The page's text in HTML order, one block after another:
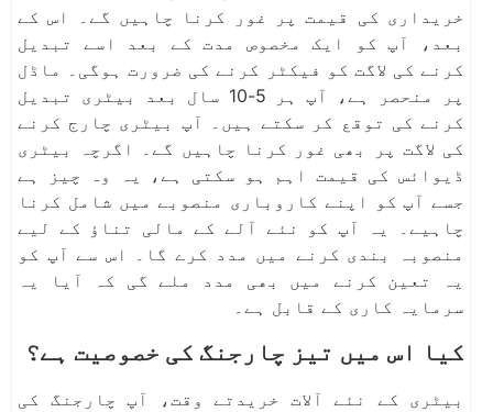
خریداری کی قیمت پر غور کرنا چاہیں گے۔ اس کے
بعد، آپ کو ایک مخصوص مدت کے بعد اسے تبدیل
کرنے کی لاگت کو فیکٹر کرنے کی ضرورت ہوگی۔ ماڈل
پر منحصر ہے، آپ ہر 5-10 سال بعد بیٹری تبدیل
کرنے کی توقع کر سکتے ہیں۔ آپ بیٹری چارج کرنے
کی لاگت پر بھی غور کرنا چاہیں گے۔ اگرچہ بیٹری
ڈیوائس کی قیمت اہم ہو سکتی ہے، یہ وہ چیز ہے
جسے آپ کو اپنے کاروباری منصوبے میں شامل کرنا
چاہیے۔ یہ آپ کو نئے آلے کے مالی تناؤ کے لیے
منصوبہ بندی کرنے میں مدد کرے گا۔ اس سے آپ کو
یہ تعین کرنے میں بھی مدد ملے گی کہ آیا یہ
سرمایہ کاری کے قابل ہے۔
کیا اس میں تیز چارجنگ کی خصوصیت ہے؟
بیٹری کے نئے آلات خریدتے وقت، آپ چارجنگ کی